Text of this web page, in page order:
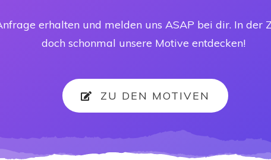
erhalten und melden uns ASAP bei dir. In der
doch schonmal unsere Motive entdecken!
ZU DEN MOTIVEN